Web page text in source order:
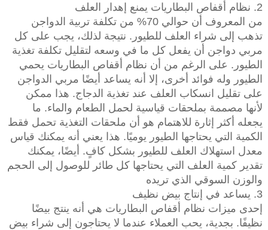
2. نظام أقفاص البطاريات يمنع إهدار العلف
من المعروف أن حوالي 70% من تكلفة تربية الدواجن
تذهب إلى شراء العلف للطيور. نتيجة لذلك، يجب على كل
مربي دواجن أن يفعل كل ما في وسعه لتقليل تكلفة تغذية
الطيور. على الرغم من أن نظام أقفاص البطاريات يحمي
الطيور وله فوائد أخرى، إلا أنه يساعد أيضًا مربي الدواجن
على تقليل انسكاب العلف عند تغذية الدجاج. هذا ممكن
لأنها مصممة بملحقات قياسية لحمل الطعام والماء. ما
يجعله أكثر إثارة للاهتمام هو أن ملحقات التغذية تحمل فقط
الكمية التي يحتاجها الطيور يوميًا. هذا يعني أنه يمكنك قياس
معدل استهلاك العلف للطيور بشكل كافٍ. أيضًا، يمكنك
تقدير كمية العلف التي يحتاجها كل طائر للوصول إلى الحجم
والوزن السوقي الذي تريده
3. يساعد في إنتاج بيض نظيف
إحدى ميزات نظام أقفاص البطاريات هي أنه ينتج بيضًا
نظيفًا. بجدية، يحب العملاء عندما لا يحتاجون إلى شراء بيض